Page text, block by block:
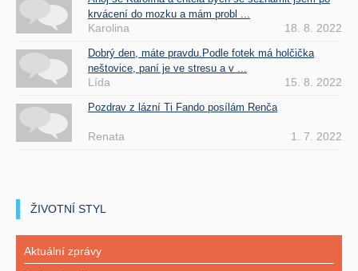
krvácení do mozku a mám probl ...
Karolina 18. 8. 2022
Dobrý den, máte pravdu.Podle fotek má holčička
neštovice, paní je ve stresu a v ...
Lída 15. 8. 2022
Pozdrav z lázní Ti Fando posílám Renča
Renata 1. 7. 2022
ŽIVOTNÍ STYL
Aktuální zprávy